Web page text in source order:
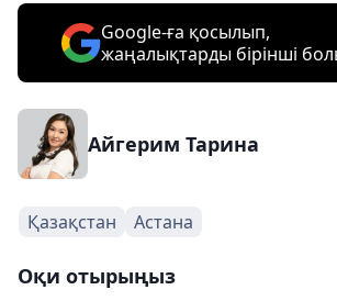
Google-ға қосылып,
жаңалықтарды бірінші
Айгерим Тарина
Қазақстан Астана
Оқи отырыңыз